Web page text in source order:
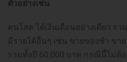
ตัวอย่างเช่น
คนโสด ได้เงินเดือนอย่างเดียว ร
มีรายได้อื่นๆ เช่น ขายของชำ ขา
รวมทั้งปี 60,000 บาท กรณีนี้ไม่ต้